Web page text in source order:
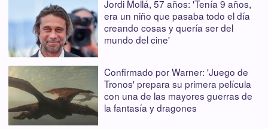
Jordi Mollá, 57 años: 'Tenía 9 años,
era un niño que pasaba todo el día
creando cosas y quería ser del
mundo del cine'
Confirmado por Warner: 'Juego de
Tronos' prepara su primera película
con una de las mayores guerras de
la fantasía y dragones